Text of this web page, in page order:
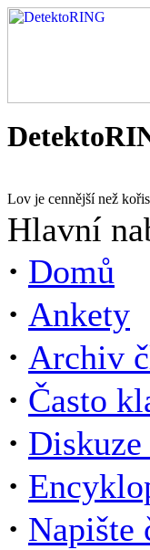
Lov je cennější než
Hlavní
· Domů
· Ankety
· Archiv
· Často
· Diskuze
·
· Napište